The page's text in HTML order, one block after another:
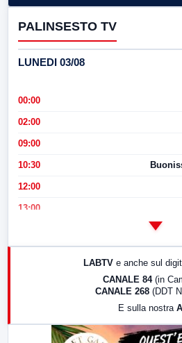
PALINSESTO TV
LUNEDI 03/08
00:00
02:00
09:00
10:30
12:00
13:00
LABTV e anche sul
CANALE 84 (in
CANALE 268 (DDT
E sulla nostra